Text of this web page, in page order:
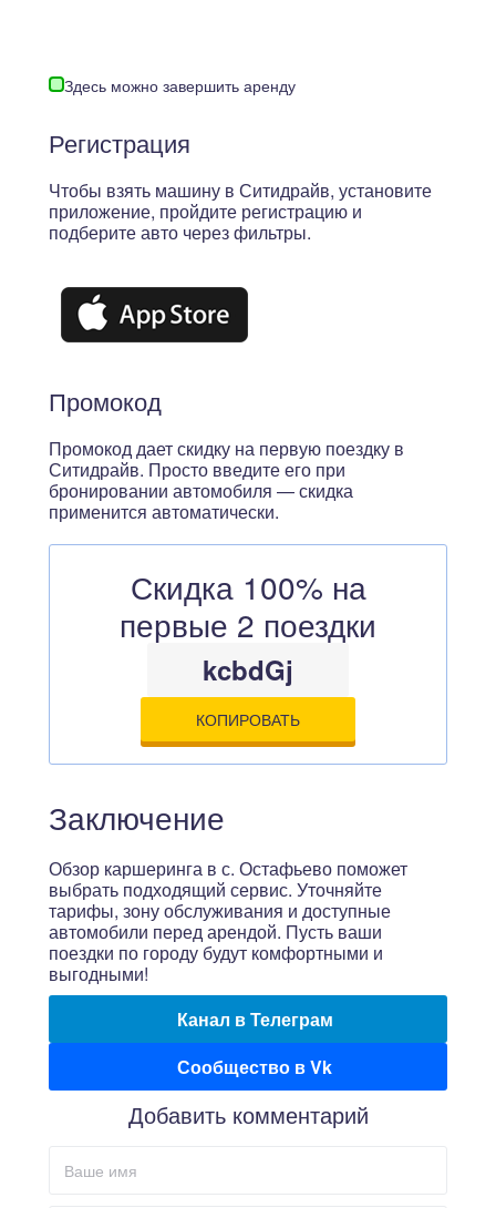
Здесь можно завершить аренду
Регистрация
Чтобы взять машину в Ситидрайв, установите
приложение, пройдите регистрацию и
подберите авто через фильтры.
Промокод
Промокод дает скидку на первую поездку в
Ситидрайв. Просто введите его при
бронировании автомобиля — скидка
применится автоматически.
Скидка 100% на
первые 2 поездки
kcbdGj
КОПИРОВАТЬ
Заключение
Обзор каршеринга в с. Остафьево поможет
выбрать подходящий сервис. Уточняйте
тарифы, зону обслуживания и доступные
автомобили перед арендой. Пусть ваши
поездки по городу будут комфортными и
выгодными!
Канал в Телеграм
Сообщество в Vk
Добавить комментарий